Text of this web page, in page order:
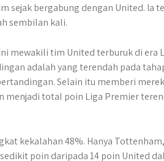
sejak bergabung dengan United. Ia
sembilan kali.
mewakili tim United terburuk di era
adalah yang terendah pada
Selain itu memberi
menjadi total poin Liga Premier
kekalahan 48%. Hanya
poin daripada 14 poin United